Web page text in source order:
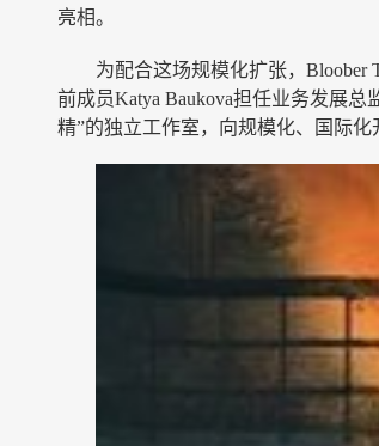
亮相。
为配合这场规模化扩张，Bloober
前成员Katya Baukova担任业务发展总
精”的独立工作室，向规模化、国际化